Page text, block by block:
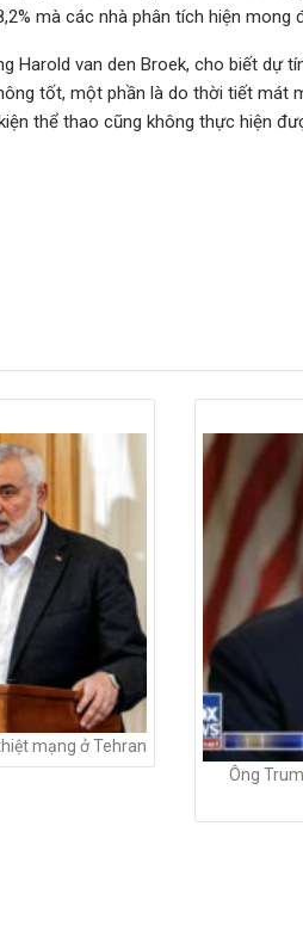
mà các nhà phân tích hiện mong
Harold van den Broek, cho biết dự
tốt, một phần là do thời tiết mát
thể thao cũng không thực hiện
mạng ở Tehran
Ông